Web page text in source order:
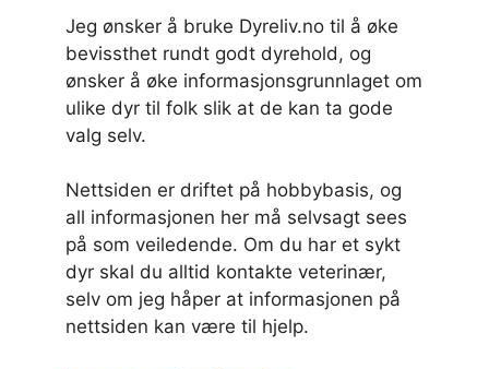
Jeg ønsker å bruke Dyreliv.no til å øke
bevissthet rundt godt dyrehold, og
ønsker å øke informasjonsgrunnlaget om
ulike dyr til folk slik at de kan ta gode
valg selv.
Nettsiden er driftet på hobbybasis, og
all informasjonen her må selvsagt sees
på som veiledende. Om du har et sykt
dyr skal du alltid kontakte veterinær,
selv om jeg håper at informasjonen på
nettsiden kan være til hjelp.